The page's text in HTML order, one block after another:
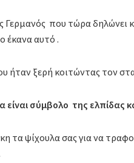
Γερμανός που τώρα δηλώνει
έκανα αυτό .
ήταν ξερή κοιτώντας τον
είναι σύμβολο της ελπίδας
τα ψίχουλα σας για να